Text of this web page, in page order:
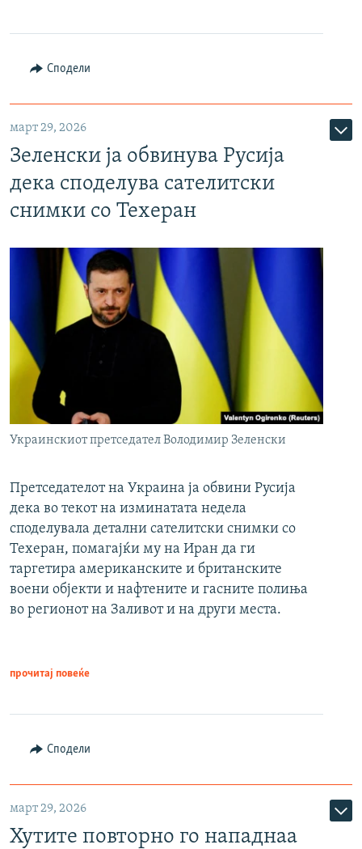
Сподели
март 29, 2026
Зеленски ја обвинува Русија
дека споделува сателитски
снимки со Техеран
Украинскиот претседател Володимир Зеленски
Претседателот на Украина ја обвини Русија
дека во текот на изминатата недела
споделувала детални сателитски снимки со
Техеран, помагајќи му на Иран да ги
таргетира американските и британските
воени објекти и нафтените и гасните полиња
во регионот на Заливот и на други места.
прочитај повеќе
Сподели
март 29, 2026
Хутите повторно го нападнаа